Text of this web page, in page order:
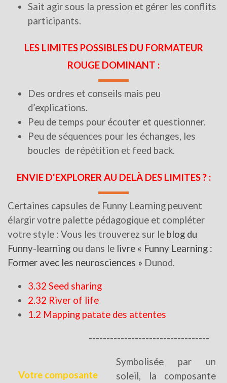
Sait agir sous la pression et gérer les conflits
participants.
LES LIMITES POSSIBLES DU FORMATEUR
ROUGE DOMINANT :
Des ordres et conseils mais peu
d’explications.
Peu de temps pour écouter et questionner.
Peu de séquences pour les échanges, les
boucles de répétition et feed back.
ENVIE D'EXPLORER AU DELÀ DES LIMITES ? :
Certaines capsules de Funny Learning peuvent
élargir votre palette pédagogique et compléter
votre style : Vous les trouverez sur le blog du
Funny-learning ou dans le livre « Funny Learning :
Former avec les neurosciences » Dunod.
3.32 Seed sharing
2.32 River of life
1.2 Mapping patate des attentes
----------------------------------
Votre composante
Symbolisée par un
soleil, la composante